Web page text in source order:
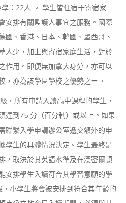
：22人 。 學生皆住宿于寄宿家
安排有關監護人事宜之服務。國際
國、香港、日本、韓國、墨西哥、
人少，加上與寄宿家庭生活，對於
作用。即便無加拿大身分，亦可以
，亦為該學區學校之優勢之ㄧ。
，所有申請入讀高中課程的學生，
達到75 分（百分制）或以上。如果
聯繫入學申請辦公室遞交額外的申
學生的具體情況決定。學生最終是
，取決於其英語水準及在漢密爾頓
安排學生入讀符合其學習意願的學
小學生將會被安排到符合其年齡的